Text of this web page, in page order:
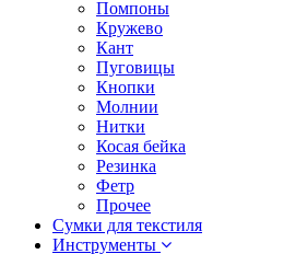
Помпоны
Кружево
Кант
Пуговицы
Кнопки
Молнии
Нитки
Косая бейка
Резинка
Фетр
Прочее
Сумки для текстиля
Инструменты